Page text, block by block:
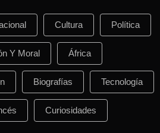
Cultura Política
Y Moral África
Biografías Tecnología
Curiosidades